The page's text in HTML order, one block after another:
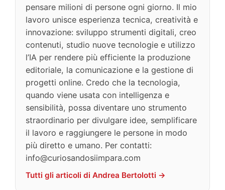
pensare milioni di persone ogni giorno. Il mio
lavoro unisce esperienza tecnica, creatività e
innovazione: sviluppo strumenti digitali, creo
contenuti, studio nuove tecnologie e utilizzo
l’IA per rendere più efficiente la produzione
editoriale, la comunicazione e la gestione di
progetti online. Credo che la tecnologia,
quando viene usata con intelligenza e
sensibilità, possa diventare uno strumento
straordinario per divulgare idee, semplificare
il lavoro e raggiungere le persone in modo
più diretto e umano. Per contatti:
info@curiosandosiimpara.com
Tutti gli articoli di Andrea Bertolotti →